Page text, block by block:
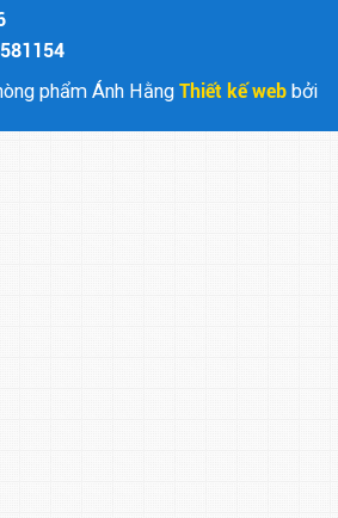
phẩm Ánh Hằng Thiết kế web bởi